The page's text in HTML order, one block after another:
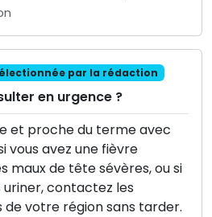
par la rédaction
en urgence ?
et proche du terme avec
vous avez une fièvre
maux de tête sévères, ou si
uriner, contactez les
votre région sans tarder.